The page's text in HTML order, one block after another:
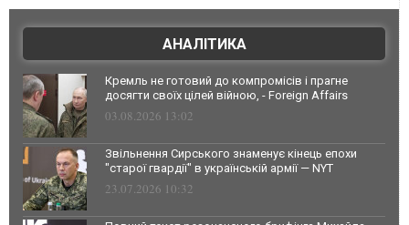
АНАЛІТИКА
Кремль не готовий до компромісів і прагне
досягти своїх цілей війною, - Foreign Affairs
03.08.2026 13:02
Звільнення Сирського знаменує кінець епохи
"старої гвардії" в українській армії — NYT
23.07.2026 10:32